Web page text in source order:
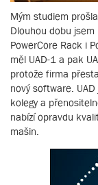
Mým studiem
Dlouhou dobu jsem
PowerCore Rack i
měl UAD-1 a pak
protože firma
nový software.
kolegy a
nabízí opravdu
mašin.